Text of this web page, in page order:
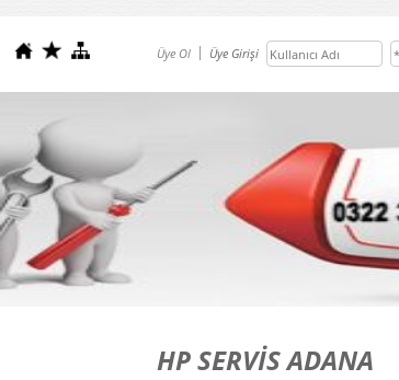
Üye Ol Üye Girişi
HP SERVİS ADANA